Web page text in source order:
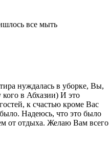
все мыть
нуждалась в уборке, Вы,
в Абхазии) И это
к счастью кроме Вас
Надеюсь, что это было
от отдыха. Желаю Вам всего